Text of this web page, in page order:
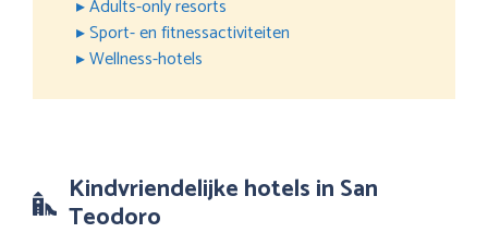
▸ Adults-only resorts
▸ Sport- en fitnessactiviteiten
▸ Wellness-hotels
Kindvriendelijke hotels in San
Teodoro